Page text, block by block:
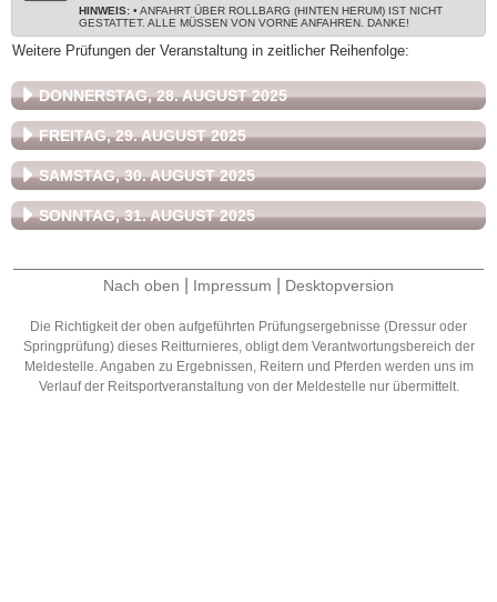
HINWEIS: • ANFAHRT ÜBER ROLLBARG (HINTEN HERUM) IST NICHT
GESTATTET. ALLE MÜSSEN VON VORNE ANFAHREN. DANKE!
Weitere Prüfungen der Veranstaltung in zeitlicher Reihenfolge:
DONNERSTAG, 28. AUGUST 2025
FREITAG, 29. AUGUST 2025
SAMSTAG, 30. AUGUST 2025
SONNTAG, 31. AUGUST 2025
Nach oben Impressum Desktopversion
Die Richtigkeit der oben aufgeführten Prüfungsergebnisse (Dressur oder
Springprüfung) dieses Reitturnieres, obligt dem Verantwortungsbereich der
Meldestelle. Angaben zu Ergebnissen, Reitern und Pferden werden uns im
Verlauf der Reitsportveranstaltung von der Meldestelle nur übermittelt.